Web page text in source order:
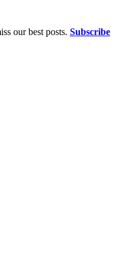
our best posts. Subscribe